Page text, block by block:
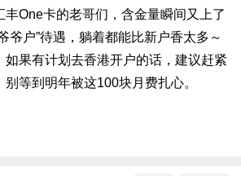
丰One卡的老哥们，含金量瞬间又上了
爷户”待遇，躺着都能比新户香太多～
如果有计划去香港开户的话，建议赶紧
等到明年被这100块月费扎心。